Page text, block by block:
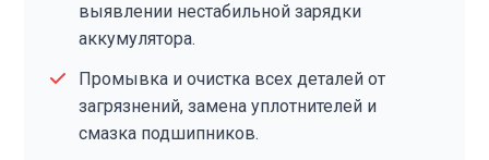
выявлении нестабильной зарядки
аккумулятора.
Промывка и очистка всех деталей от
загрязнений, замена уплотнителей и
смазка подшипников.